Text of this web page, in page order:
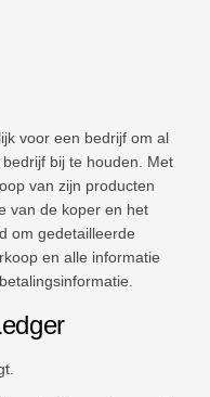
voor een bedrijf om al
bij te houden. Met
van zijn producten
van de koper en het
om gedetailleerde
en alle informatie